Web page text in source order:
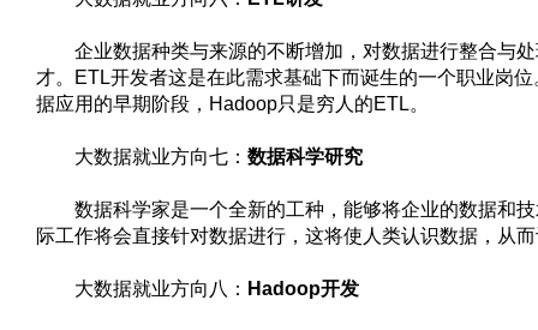
企业数据种类与来源的不断增加，对数据进行整合与处
才。ETL开发者这是在此需求基础下而诞生的一个职业岗
据应用的早期阶段，Hadoop只是穷人的ETL。
大数据就业方向七： 数据科学研究
数据科学家是一个全新的工种，能够将企业的数据和技
际工作将会直接针对数据进行，这将使人类认识数据，从
大数据就业方向八： Hadoop开发